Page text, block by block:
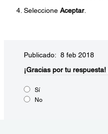
Seleccione Aceptar.
Publicado: 8 feb 2018
¡Gracias por tu respuesta!
Sí
No